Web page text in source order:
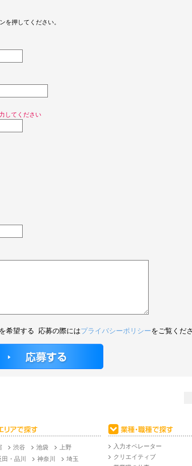
を押してください。
してください
希望する 応募の際にはプライバシーポリシーをご覧くだ
渋谷 池袋
上野
・品川
神奈川 埼玉
入力オペレーター
クリエイティブ